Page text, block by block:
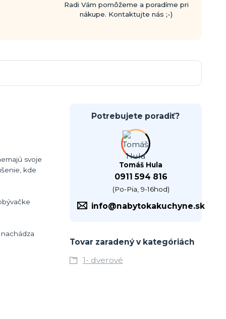
Radi Vám pomôžeme a poradíme pri
nákupe. Kontaktujte nás ;-)
svoje
kde
Potrebujete poradiť?
Tomáš Hula
0911 594 816
(Po-Pia, 9-16hod)
info@nabytokakuchyne.sk
Tovar zaradený v kategóriách
1- dverové